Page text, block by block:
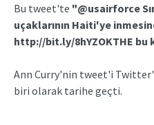
Bu tweet'te "@usairforce
uçaklarının Haiti'ye
http://bit.ly/8hYZOKTHE
Ann Curry'nin tweet'i
biri olarak tarihe geçti.